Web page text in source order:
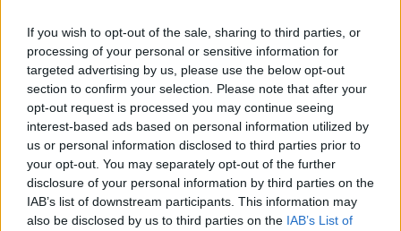
If you wish to opt-out of the sale, sharing to third parties, or
processing of your personal or sensitive information for
targeted advertising by us, please use the below opt-out
section to confirm your selection. Please note that after your
opt-out request is processed you may continue seeing
interest-based ads based on personal information utilized by
us or personal information disclosed to third parties prior to
your opt-out. You may separately opt-out of the further
disclosure of your personal information by third parties on the
IAB’s list of downstream participants. This information may
also be disclosed by us to third parties on the IAB’s List of
ΠΡΟΗΓΟΎΜΕΝΟ ΆΡΘΡΟ
«Μπλόκο» του Ελεγκτικού
Συνεδρίου σε αγορά 25
πυροσβεστικών Air Tractor
ύψους 155 εκατ. ευρώ
«Ελληνική Αριστερή
Συμπαράταξη» το νέο κόμμα
Τσίπρα (Video)